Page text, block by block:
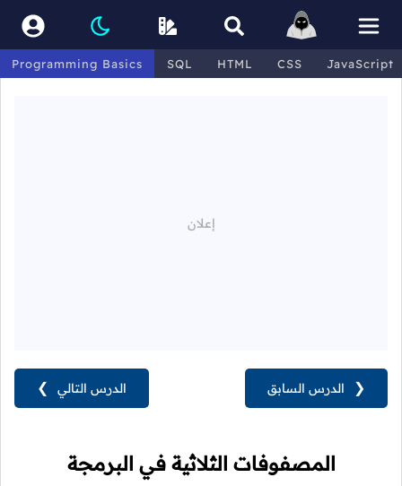
Programming Basics SQL HTML CSS JavaScript
الدرس التالي ❯ ❮ الدرس السابق
المصفوفات الثلاثية في البرمجة